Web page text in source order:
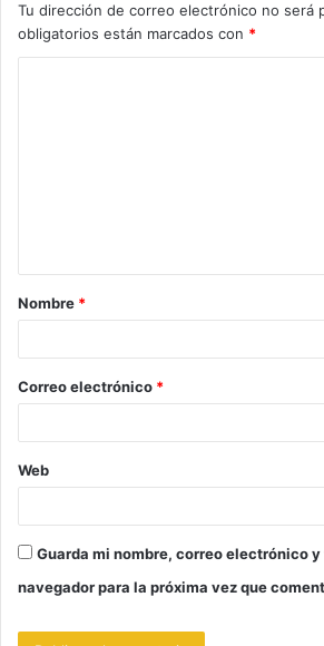
Tu dirección de correo electrónico no será
obligatorios están marcados con *
a
r
*
Nombre *
Correo electrónico *
Web
Guarda mi nombre, correo electrónico y
navegador para la próxima vez que